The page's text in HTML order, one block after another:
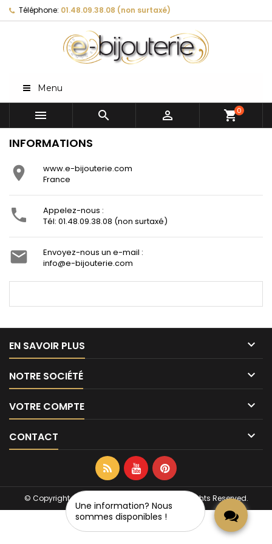
Une information? Nous
sommes disponibles !
Téléphone: 01.48.09.38.08 (non surtaxé)
Menu
   shopping_cart0
INFORMATIONS

www.e-bijouterie.com
France

Appelez-nous :
Tél: 01.48.09.38.08 (non surtaxé)

Envoyez-nous un e-mail :
info@e-bijouterie.com
EN SAVOIR PLUS 
NOTRE SOCIÉTÉ 
VOTRE COMPTE 
CONTACT 
© Copyright 2026 www.e-bijouterie.com. All Rights Reserved.